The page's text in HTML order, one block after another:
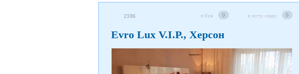
2106 я був 0 я хочу сюди 0
Evro Lux V.I.P., Херсон